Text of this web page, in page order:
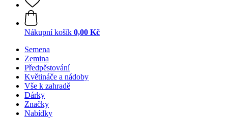
Nákupní košík 0,00 Kč
Semena
Zemina
Předpěstování
Květináče a nádoby
Vše k zahradě
Dárky
Značky
Nabídky